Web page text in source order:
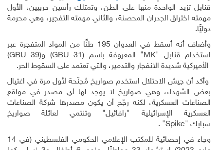
الواحدة منها على الطن، وتمتلك رأسين حربيين، الأول
الجدران المحصنة، والثاني مهمته التفجير، وهي محرمة
وأضاف أنه أسقط في العدوان 195 طنًّا من المواد المتفجرة عبر
قنابل"MK"المعروفة باسم(GBU 31)و(GBU 39)
شديدة الانفجار والتدمير، والتي تعتمد على السقوط الحر.
الاحتلال استخدم صواريخ مُجنّحة لأول مرة في اغتيال
وهي صواريخ لا يوجد لها أي مصدر في مواقع
العسكرية، لكنه رجّح أن يكون مصدرها شركة الصناعات
الإسرائيلية "رافائيل" وتنتمي لعائلة صواريخ
.
وجاء في إحصائية للمكتب الإعلامي الحكومي الفلسطيني (في 14